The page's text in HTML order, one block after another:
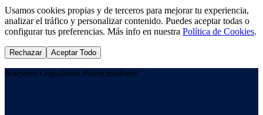
Usamos cookies propias y de terceros para mejorar tu experiencia,
analizar el tráfico y personalizar contenido. Puedes aceptar todas o
configurar tus preferencias. Más info en nuestra Política de Cookies.
Rechazar Aceptar Todo
Nuestros Orgullosos Patrocinadores